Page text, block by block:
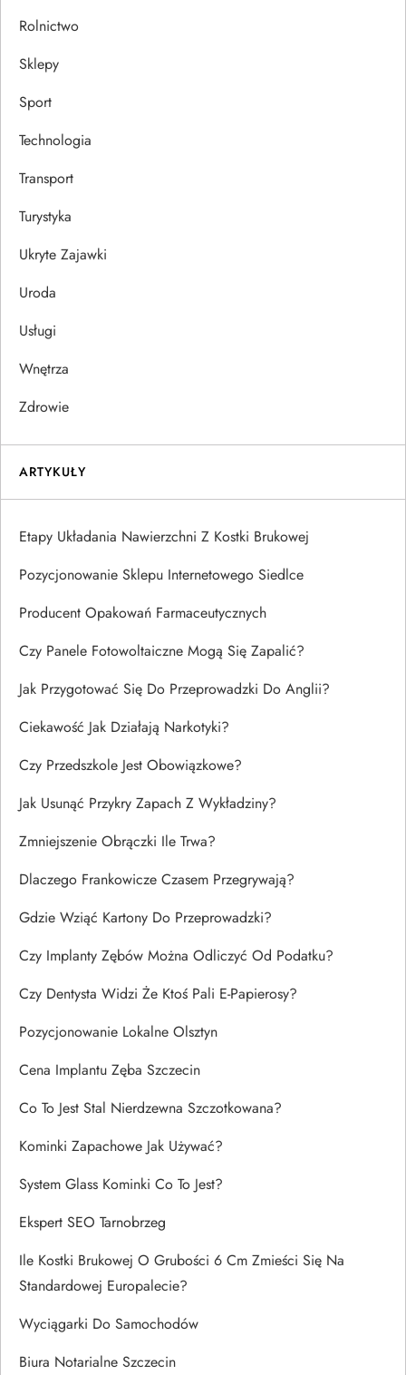
Rolnictwo
Sklepy
Sport
Technologia
Transport
Turystyka
Ukryte Zajawki
Uroda
Usługi
Wnętrza
Zdrowie
ARTYKUŁY
Etapy Układania Nawierzchni Z Kostki Brukowej
Pozycjonowanie Sklepu Internetowego Siedlce
Producent Opakowań Farmaceutycznych
Czy Panele Fotowoltaiczne Mogą Się Zapalić?
Jak Przygotować Się Do Przeprowadzki Do Anglii?
Ciekawość Jak Działają Narkotyki?
Czy Przedszkole Jest Obowiązkowe?
Jak Usunąć Przykry Zapach Z Wykładziny?
Zmniejszenie Obrączki Ile Trwa?
Dlaczego Frankowicze Czasem Przegrywają?
Gdzie Wziąć Kartony Do Przeprowadzki?
Czy Implanty Zębów Można Odliczyć Od Podatku?
Czy Dentysta Widzi Że Ktoś Pali E-Papierosy?
Pozycjonowanie Lokalne Olsztyn
Cena Implantu Zęba Szczecin
Co To Jest Stal Nierdzewna Szczotkowana?
Kominki Zapachowe Jak Używać?
System Glass Kominki Co To Jest?
Ekspert SEO Tarnobrzeg
Ile Kostki Brukowej O Grubości 6 Cm Zmieści Się Na
Standardowej Europalecie?
Wyciągarki Do Samochodów
Biura Notarialne Szczecin